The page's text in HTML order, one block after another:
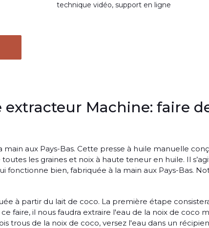
technique vidéo, support en ligne
extracteur Machine: faire
main aux Pays-Bas. Cette presse à huile manuelle
les graines et noix à haute teneur en huile. Il
fonctionne bien, fabriquée à la main aux Pays-Bas.
à partir du lait de coco. La première étape
faire, il nous faudra extraire l'eau de la noix de coco
trous de la noix de coco, versez l'eau dans un